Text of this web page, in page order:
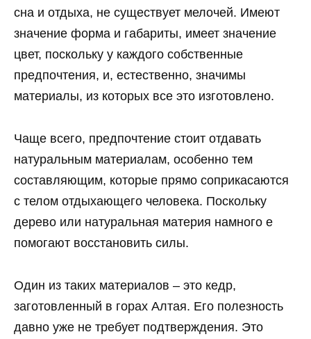
сна и отдыха, не существует мелочей. Имеют
значение форма и габариты, имеет значение
цвет, поскольку у каждого собственные
предпочтения, и, естественно, значимы
материалы, из которых все это изготовлено.
Чаще всего, предпочтение стоит отдавать
натуральным материалам, особенно тем
составляющим, которые прямо соприкасаются
с телом отдыхающего человека. Поскольку
дерево или натуральная материя намного е
помогают восстановить силы.
Один из таких материалов – это кедр,
заготовленный в горах Алтая. Его полезность
давно уже не требует подтверждения. Это